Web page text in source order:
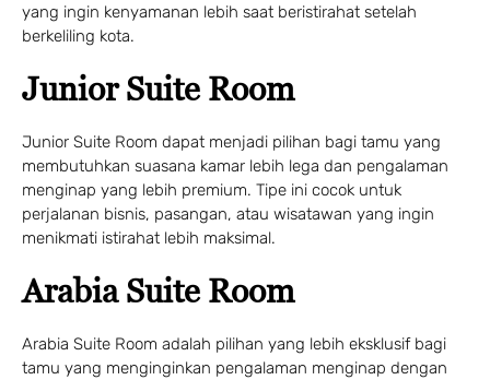
yang ingin kenyamanan lebih saat beristirahat setelah
berkeliling kota.
Junior Suite Room
Junior Suite Room dapat menjadi pilihan bagi tamu yang
membutuhkan suasana kamar lebih lega dan pengalaman
menginap yang lebih premium. Tipe ini cocok untuk
perjalanan bisnis, pasangan, atau wisatawan yang ingin
menikmati istirahat lebih maksimal.
Arabia Suite Room
Arabia Suite Room adalah pilihan yang lebih eksklusif bagi
tamu yang menginginkan pengalaman menginap dengan